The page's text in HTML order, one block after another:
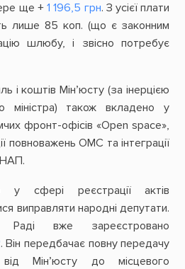
ще +1 196,5 грн. З усієї плати
лише 85 коп. (що є законним
шлюбу, і звісно потребує
і коштів Мін’юсту (за інерцією
міністра) також вкладено у
фронт-офісів «Open space»,
повноважень ОМС та інтеграції
у сфері реєстрації актів
виправляти народні депутати.
вже зареєстровано
. Він передбачає повну передачу
Мін’юсту до місцевого